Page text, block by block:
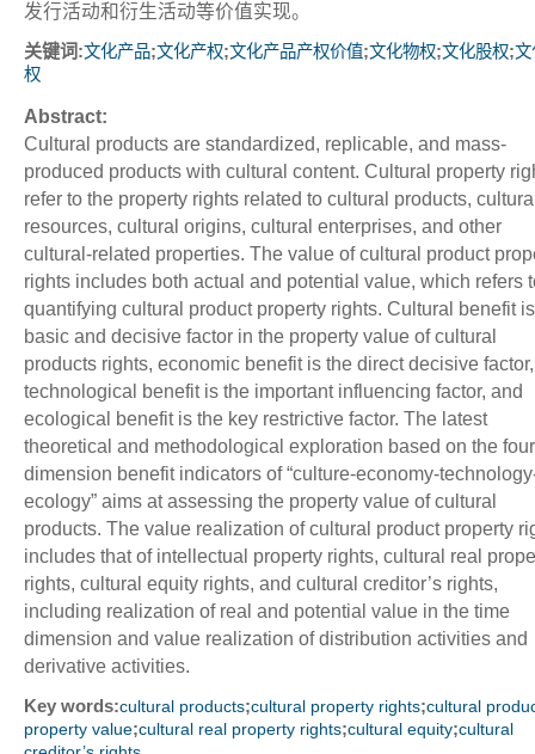
发行活动和衍生活动等价值实现。
关键词:文化产品;文化产权;文化产品产权价值;文化物权;文化股权;文
权
Abstract:
Cultural products are standardized, replicable, and mass-
produced products with cultural content. Cultural property
refer to the property rights related to cultural products,
resources, cultural origins, cultural enterprises, and other
cultural-related properties. The value of cultural product
rights includes both actual and potential value, which refers
quantifying cultural product property rights. Cultural benefit
basic and decisive factor in the property value of cultural
products rights, economic benefit is the direct decisive factor,
technological benefit is the important influencing factor, and
ecological benefit is the key restrictive factor. The latest
theoretical and methodological exploration based on the
dimension benefit indicators of “culture-economy-
ecology” aims at assessing the property value of cultural
products. The value realization of cultural product property
includes that of intellectual property rights, cultural real
rights, cultural equity rights, and cultural creditor’s rights,
including realization of real and potential value in the time
dimension and value realization of distribution activities and
derivative activities.
Key words:cultural products;cultural property rights;cultural
property value;cultural real property rights;cultural equity;cultural